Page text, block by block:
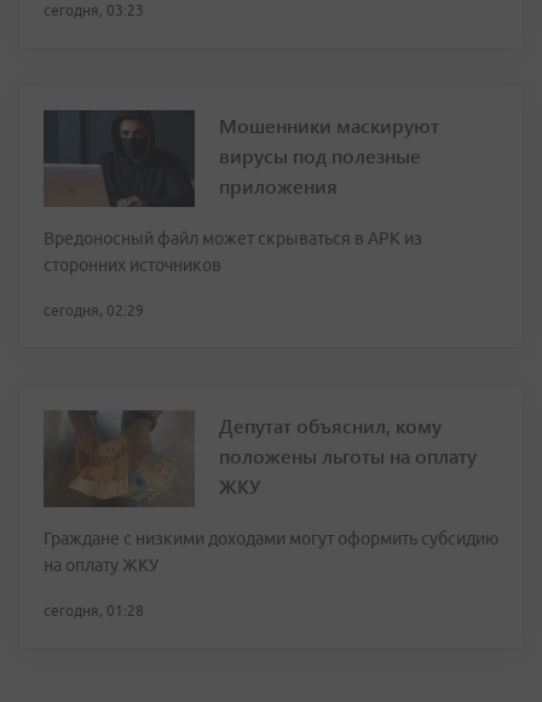
сегодня, 03:23
Мошенники маскируют
вирусы под полезные
приложения
Вредоносный файл может скрываться в APK из
сторонних источников
сегодня, 02:29
Депутат объяснил, кому
положены льготы на оплату
ЖКУ
Граждане с низкими доходами могут оформить субсидию
на оплату ЖКУ
сегодня, 01:28